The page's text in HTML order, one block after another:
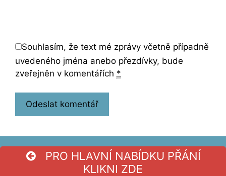
Souhlasím, že text mé zprávy včetně případně
uvedeného jména anebo přezdívky, bude
zveřejněn v komentářích *
PRO HLAVNÍ NABÍDKU PŘÁNÍ
KLIKNI ZDE